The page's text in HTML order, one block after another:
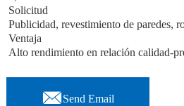
Solicitud
Publicidad, revestimiento de paredes,
Ventaja
Alto rendimiento en relación calidad-
Send Email